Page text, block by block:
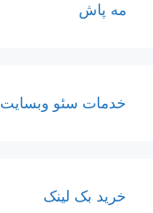
مه پاش
خدمات سئو وبسایت
خرید بک لینک